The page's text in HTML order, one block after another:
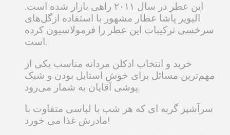
این عطر در سال ۲۰۱۱ راهی بازار شده است.
الیویر پاشا عطار مشهور با استفاده ازگل‌های
سرخسی ترکیبات این عطر را فرمولاسیون کرده
است.
خرید و انتخاب ادکلن مردانه مناسب یکی از
مهم‌ترین مسائل برای خوش استایل بودن و شیک
پوشی آقایان به شمار می‌رود.
سرآشپز گربه ای که هر شب با لباسی متفاوت با
مادرش غذا می خورد!